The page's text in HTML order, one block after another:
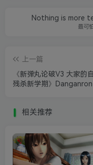
Nothing is more
最可
上一篇
《新弹丸论破V3 大家的
残杀新学期》
相关推荐